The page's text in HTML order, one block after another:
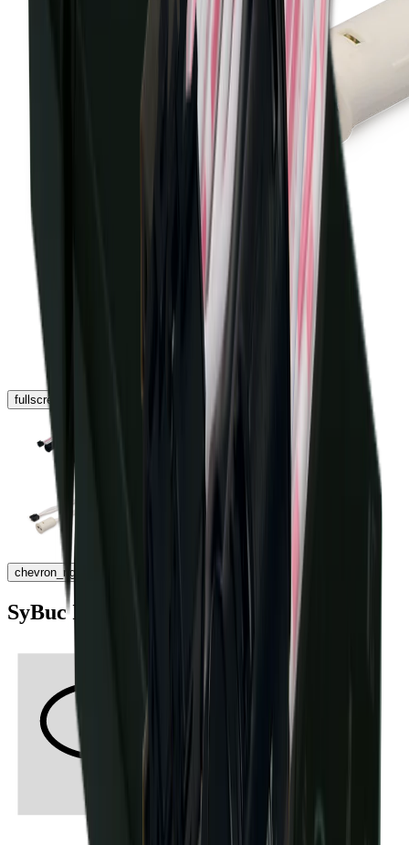
fullscreen chevron_left
chevron_right
SyBuc IR-Tür-Sensor